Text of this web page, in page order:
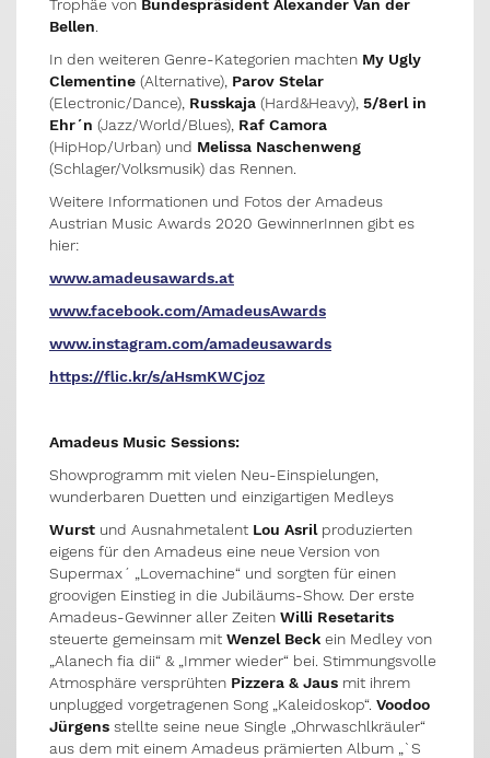
Trophäe von Bundespräsident Alexander Van der
Bellen.
In den weiteren Genre-Kategorien machten My Ugly
Clementine (Alternative), Parov Stelar
(Electronic/Dance), Russkaja (Hard&Heavy), 5/8erl in
Ehr´n (Jazz/World/Blues), Raf Camora
(HipHop/Urban) und Melissa Naschenweng
(Schlager/Volksmusik) das Rennen.
Weitere Informationen und Fotos der Amadeus
Austrian Music Awards 2020 GewinnerInnen gibt es
hier:
www.amadeusawards.at
www.facebook.com/AmadeusAwards
www.instagram.com/amadeusawards
https://flic.kr/s/aHsmKWCjoz
Amadeus Music Sessions:
Showprogramm mit vielen Neu-Einspielungen,
wunderbaren Duetten und einzigartigen Medleys
Wurst und Ausnahmetalent Lou Asrilproduzierten
eigens für den Amadeus eine neue Version von
Supermax´ „Lovemachine“ und sorgten für einen
groovigen Einstieg in die Jubiläums-Show. Der erste
Amadeus-Gewinner aller Zeiten Willi Resetarits
steuerte gemeinsam mit Wenzel Beck ein Medley von
„Alanech fia dii“ & „Immer wieder“ bei. Stimmungsvolle
Atmosphäre versprühten Pizzera & Jaus mit ihrem
unplugged vorgetragenen Song „Kaleidoskop“. Voodoo
Jürgens stellte seine neue Single „Ohrwaschlkräuler“
aus dem mit einem Amadeus prämierten Album „`S